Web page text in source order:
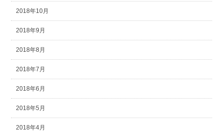
2018年10月
2018年9月
2018年8月
2018年7月
2018年6月
2018年5月
2018年4月